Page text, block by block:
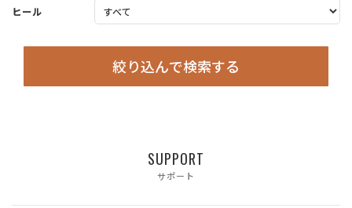
ヒール
絞り込んで検索する
SUPPORT
サポート